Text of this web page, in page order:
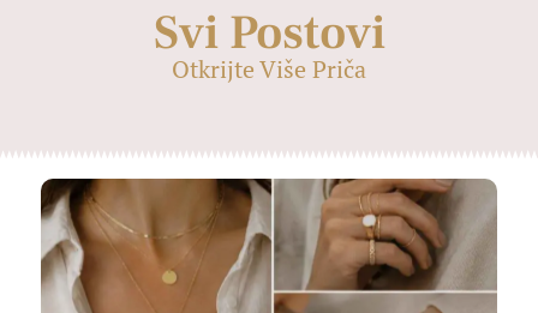
Svi Postovi
Otkrijte Više Priča